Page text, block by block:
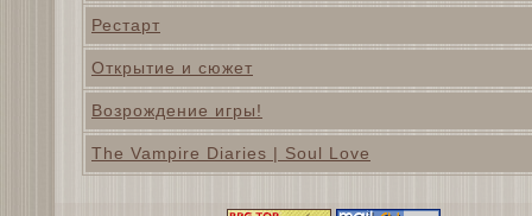
Рестарт
Открытие и сюжет
Возрождение игры!
The Vampire Diaries | Soul Love